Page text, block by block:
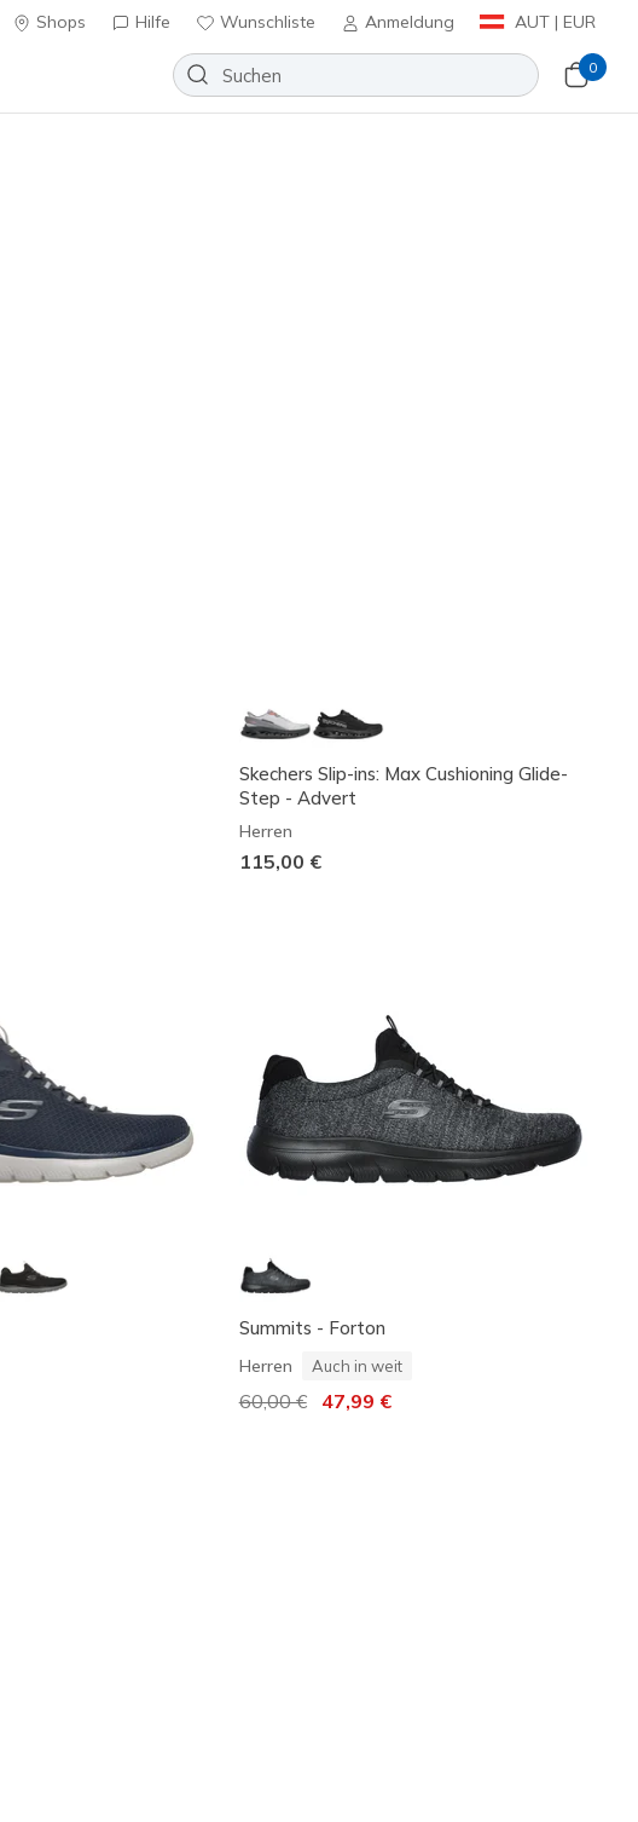
Shops Hilfe Wunschliste Anmeldung AUT | EUR
0
Skechers Slip-ins: Max Cushioning Glide-
Step - Advert
Herren
115,00 €
Summits - Forton
Herren Auch in weit
Reduziert von
60,00 €auf47,99 €